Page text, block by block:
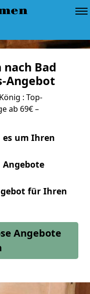
Bad
Angebot
: Top-
ab 69€ –
um Ihren
für Ihren
Angebote